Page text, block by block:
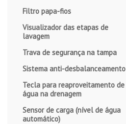
Filtro papa-fios
Visualizador das etapas de
lavagem
Trava de segurança na tampa
Sistema anti-desbalanceamento
Tecla para reaproveitamento de
água na drenagem
Sensor de carga (nível de água
automático)